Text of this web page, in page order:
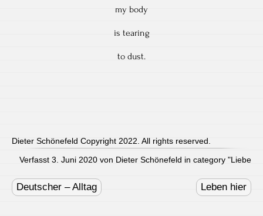
my body
is tearing
to dust.
Dieter Schönefeld Copyright 2022. All rights reserved.
Verfasst 3. Juni 2020 von Dieter Schönefeld in category "Liebe
navigation
Deutscher – Alltag Leben hier